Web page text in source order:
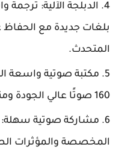
الدبلجة الآلية:
بلغات جديدة مع
المتحدث.
مكتبة صوتية واسعة
160 صوتًا عالي الجودة ومناسبًا للاحتياجات المتنوعة.
مشاركة صوتية سهلة:
المخصصة والمؤثرات